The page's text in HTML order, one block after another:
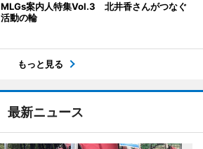
MLGs案内人特集Vol.3 北井香さんがつなぐ
活動の輪
もっと見る
最新ニュース